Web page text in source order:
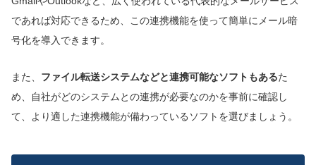
であれば対応できるため、この連携機能を使って簡単にメール暗
号化を導入できます。
また、 ファイル転送システムなどと連携可能なソフトもあるた
め、自社がどのシステムとの連携が必要なのかを事前に確認し
て、より適した連携機能が備わっているソフトを選びましょう。